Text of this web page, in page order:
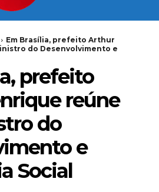
Em Brasília, prefeito Arthur
do Desenvolvimento e
prefeito
reúne
do
e
Social